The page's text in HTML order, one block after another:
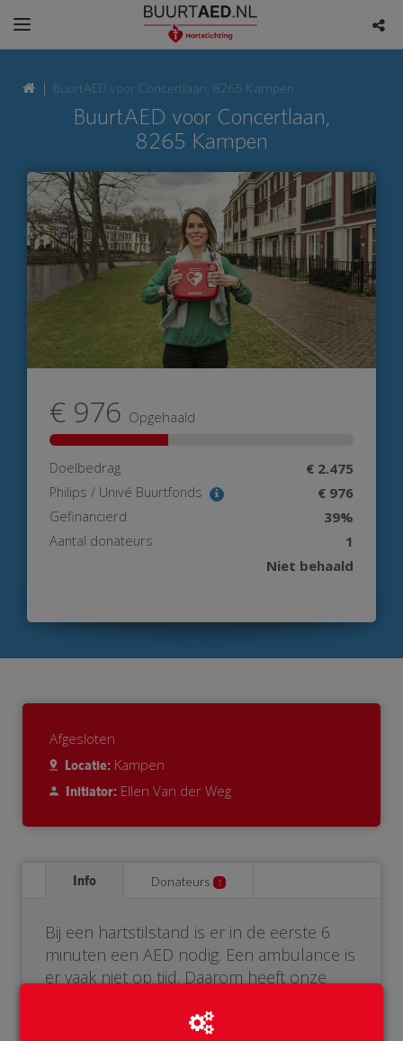
BuurtAED voor Concertlaan, 8265 Kampen
BuurtAED voor Concertlaan,
8265 Kampen
€ 976 Opgehaald
Doelbedrag € 2.475
Philips / Univé Buurtfonds € 976
Gefinancierd 39%
Aantal donateurs
1
Niet behaald
Afgesloten
Locatie: Kampen
Initiator: Ellen Van der Weg
Info Donateurs 1
Bij een hartstilstand is er in de eerste 6
minuten een AED nodig. Een ambulance is
er vaak niet op tijd. Daarom heeft onze
Doneer voor onze BuurtAED!